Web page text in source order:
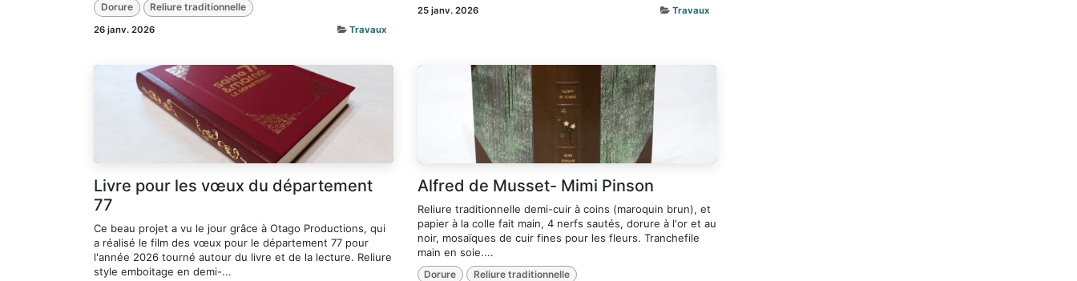
Dorure Reliure traditionnelle
26 janv. 2026 Travaux
25 janv. 2026 Travaux
Livre pour les vœux du département
77
Ce beau projet a vu le jour grâce à Otago Productions, qui
a réalisé le film des vœux pour le département 77 pour
l'année 2026 tourné autour du livre et de la lecture. Reliure
style emboitage en demi-...
Alfred de Musset- Mimi Pinson
Reliure traditionnelle demi-cuir à coins (maroquin brun), et
papier à la colle fait main, 4 nerfs sautés, dorure à l'or et au
noir, mosaïques de cuir fines pour les fleurs. Tranchefile
main en soie....
Dorure Reliure traditionnelle